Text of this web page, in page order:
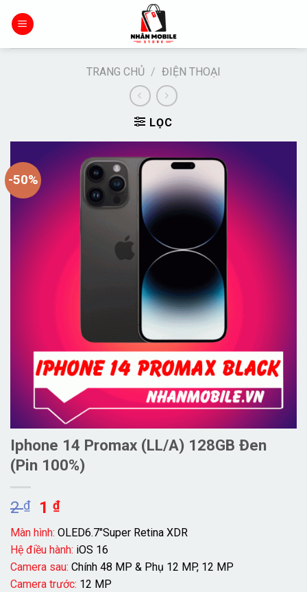
đến
TRANG CHỦ / ĐIỆN THOẠI
LỌC
-50%
Iphone 14 Promax (LL/A) 128GB Đen
(Pin 100%)
2₫
Giá
gốc
là:
2 ₫.
1₫Giá
hiện
tại
là:
1 ₫.
Màn hình: OLED6.7″Super Retina XDR
Hệ điều hành: iOS 16
Camera sau: Chính 48 MP & Phụ 12 MP, 12 MP
Camera trước: 12 MP